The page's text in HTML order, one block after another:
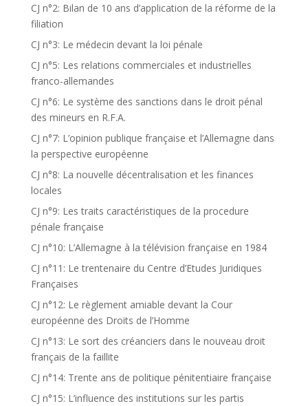
CJ n°2: Bilan de 10 ans d’application de la réforme de la
filiation
CJ n°3: Le médecin devant la loi pénale
CJ n°5: Les relations commerciales et industrielles
franco-allemandes
CJ n°6: Le système des sanctions dans le droit pénal
des mineurs en R.F.A.
CJ n°7: L’opinion publique française et l’Allemagne dans
la perspective européenne
CJ n°8: La nouvelle décentralisation et les finances
locales
CJ n°9: Les traits caractéristiques de la procedure
pénale française
CJ n°10: L’Allemagne à la télévision française en 1984
CJ n°11: Le trentenaire du Centre d’Etudes Juridiques
Françaises
CJ n°12: Le règlement amiable devant la Cour
européenne des Droits de l’Homme
CJ n°13: Le sort des créanciers dans le nouveau droit
français de la faillite
CJ n°14: Trente ans de politique pénitentiaire française
CJ n°15: L’influence des institutions sur les partis